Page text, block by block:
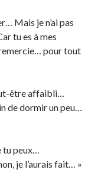
Mais je n’ai pas
tu es à mes
pour tout
être affaibli…
de dormir un peu…
tu peux…
je l’aurais fait… »